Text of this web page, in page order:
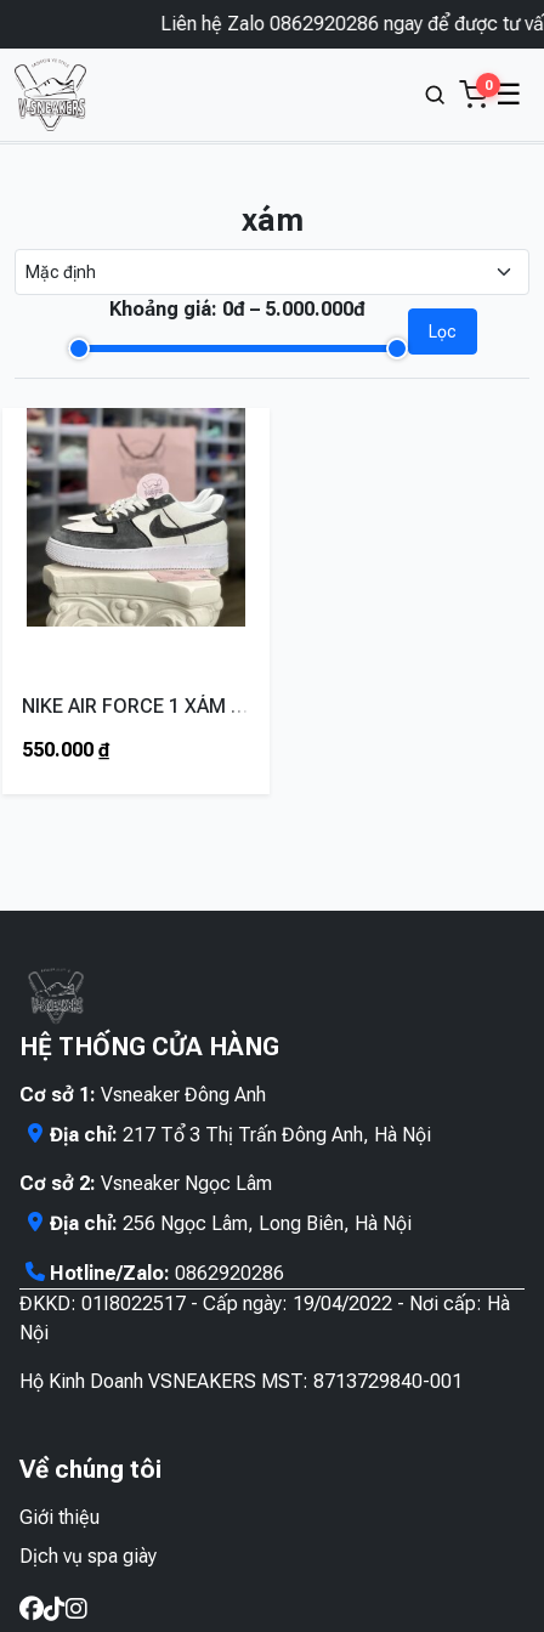
Liên hệ Zalo 0862920286 ngay để được tư
0 ☰
xám
Khoảng giá: 0đ – 5.000.000đ
Lọc
NIKE AIR FORCE 1 XÁM LÔNG CHUỘT
550.000 ₫
HỆ THỐNG CỬA HÀNG
Cơ sở 1: Vsneaker Đông Anh
Địa chỉ: 217 Tổ 3 Thị Trấn Đông Anh, Hà Nội
Cơ sở 2: Vsneaker Ngọc Lâm
Địa chỉ: 256 Ngọc Lâm, Long Biên, Hà Nội
Hotline/Zalo: 0862920286
ĐKKD: 01I8022517 - Cấp ngày: 19/04/2022 - Nơi cấp: Hà
Nội
Hộ Kinh Doanh VSNEAKERS MST: 8713729840-001
Về chúng tôi
Giới thiệu
Dịch vụ spa giày